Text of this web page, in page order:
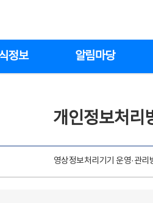
정보 알림마당
개인정보처리
영상정보처리기기 운영·관리